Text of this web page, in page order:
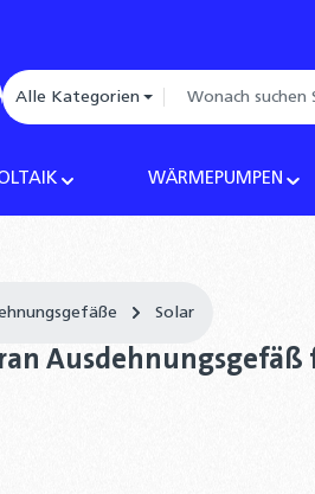
Alle Kategorien
WÄRMEPUMPEN
Solar